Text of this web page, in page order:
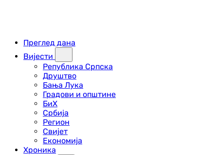
Преглед дана
Вијести
Република Српска
Друштво
Бања Лука
Градови и општине
БиХ
Србија
Регион
Свијет
Економија
Хроника